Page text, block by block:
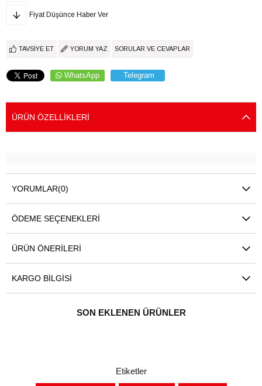
Fiyat Düşünce Haber Ver
TAVSIYE ET YORUM YAZ SORULAR VE CEVAPLAR
WhatsApp Telegram
ÜRÜN ÖZELLIKLERI
YORUMLAR(0)
ÖDEME SEÇENEKLERI
ÜRÜN ÖNERILERI
KARGO BILGISI
SON EKLENEN ÜRÜNLER
Etiketler